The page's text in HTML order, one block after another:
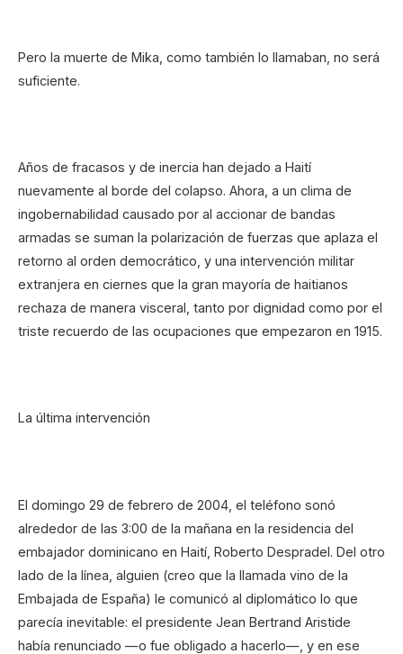
Pero la muerte de Mika, como también lo llamaban, no será
suficiente.
Años de fracasos y de inercia han dejado a Haití
nuevamente al borde del colapso. Ahora, a un clima de
ingobernabilidad causado por al accionar de bandas
armadas se suman la polarización de fuerzas que aplaza el
retorno al orden democrático, y una intervención militar
extranjera en ciernes que la gran mayoría de haitianos
rechaza de manera visceral, tanto por dignidad como por el
triste recuerdo de las ocupaciones que empezaron en 1915.
La última intervención
El domingo 29 de febrero de 2004, el teléfono sonó
alrededor de las 3:00 de la mañana en la residencia del
embajador dominicano en Haití, Roberto Despradel. Del otro
lado de la línea, alguien (creo que la llamada vino de la
Embajada de España) le comunicó al diplomático lo que
parecía inevitable: el presidente Jean Bertrand Aristide
había renunciado —o fue obligado a hacerlo—, y en ese